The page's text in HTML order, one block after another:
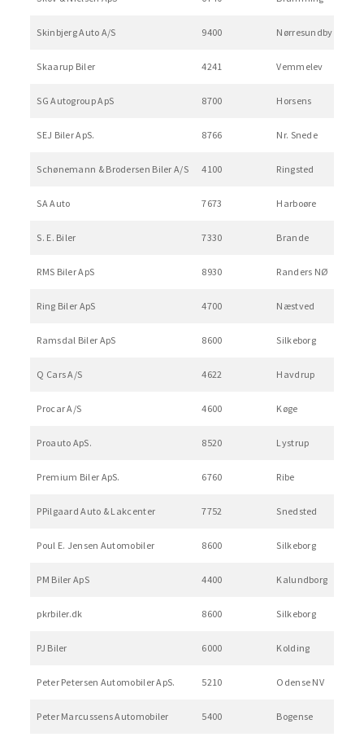
Skinbjerg Auto A/S 9400 Nørresundby
Skaarup Biler 4241 Vemmelev
SG Autogroup ApS 8700 Horsens
SEJ Biler ApS. 8766 Nr. Snede
Schønemann & Brodersen Biler A/S 4100 Ringsted
SA Auto 7673 Harboøre
S. E. Biler 7330 Brande
RMS Biler ApS 8930 Randers NØ
Ring Biler ApS 4700 Næstved
Ramsdal Biler ApS 8600 Silkeborg
Q Cars A/S 4622 Havdrup
Procar A/S 4600 Køge
Proauto ApS. 8520 Lystrup
Premium Biler ApS. 6760 Ribe
PPilgaard Auto & Lakcenter 7752 Snedsted
Poul E. Jensen Automobiler 8600 Silkeborg
PM Biler ApS 4400 Kalundborg
pkrbiler.dk 8600 Silkeborg
PJ Biler 6000 Kolding
Peter Petersen Automobiler ApS. 5210 Odense NV
Peter Marcussens Automobiler 5400 Bogense